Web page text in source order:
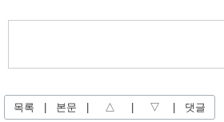
목록 본문 △ ▽ 댓글